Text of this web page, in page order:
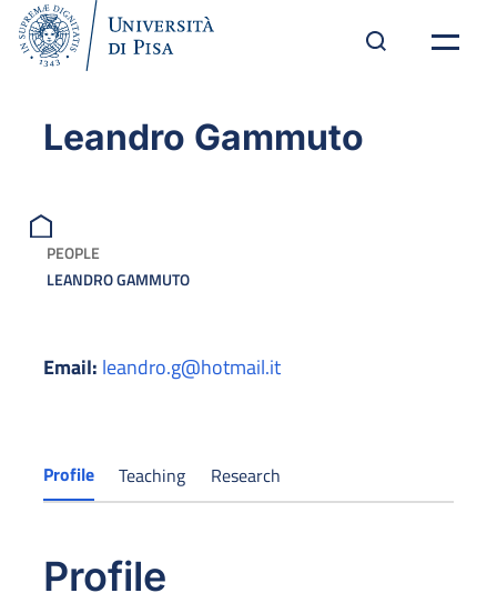
Leandro Gammuto
PEOPLE
LEANDRO GAMMUTO
Email: leandro.g@hotmail.it
Profile Teaching Research
Profile